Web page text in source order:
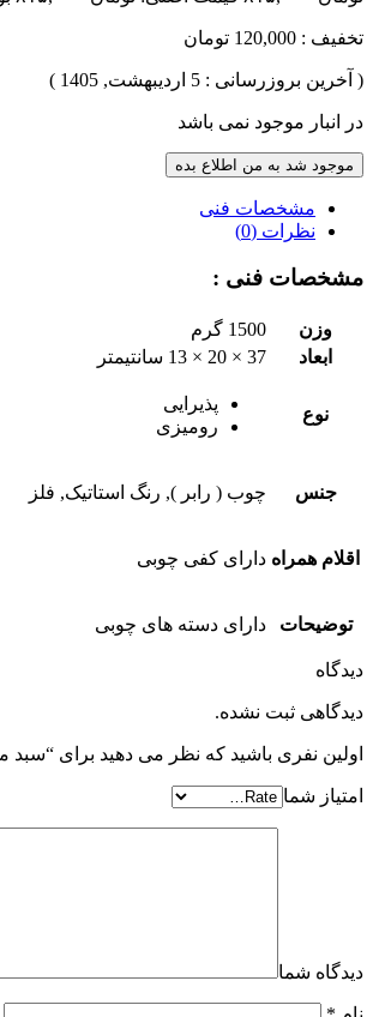
تخفیف : 120,000 تومان
( آخرین بروزرسانی : 5 اردیبهشت, 1405 )
در انبار موجود نمی باشد
موجود شد به من اطلاع بده
مشخصات فنی
نظرات (0)
مشخصات فنی :
وزن
1500 گرم
ابعاد
37 × 20 × 13 سانتیمتر
نوع
پذیرایی
رومیزی
جنس چوب ( رابر ), رنگ استاتیک, فلز
اقلام همراه دارای کفی چوبی
توضیحات دارای دسته های چوبی
دیدگاه
دیدگاهی ثبت نشده.
اولین نفری باشید که نظر می دهید برای
امتیاز شما
دیدگاه شما